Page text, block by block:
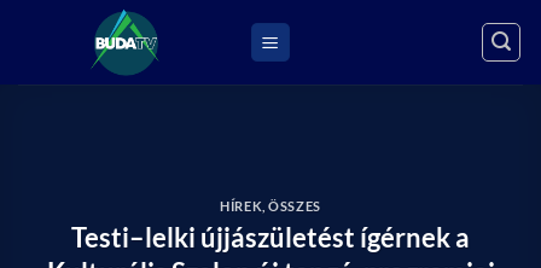
HÍREK ,ÖSSZES
Testi–lelki újjászületést ígérnek a